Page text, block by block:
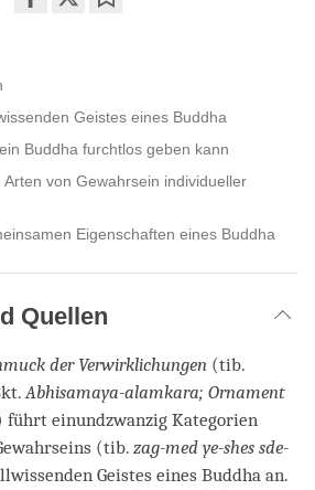
Geistes eines Buddha
Buddha furchtlos geben kann
von Gewahrsein individueller
Eigenschaften eines Buddha
Quellen
der Verwirklichungen (tib.
Abhisamaya-alamkara; Ornament
führt einundzwanzig Kategorien
(tib. zag-med ye-shes sde-
Geistes eines Buddha an.